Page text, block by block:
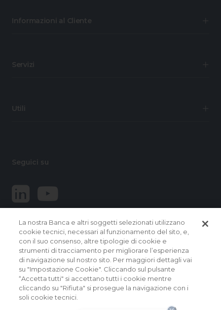
Informazioni al Cliente
Servizi
Utili
Seguici su
© 2026 Banca Popolare del Lazio.
Tutti i diritti riservati
Banca Popolare del Lazio Soc. Coop. per Azioni | Sede
Sociale e Direzione Generale: Via Martiri delle Fosse
Ardeatine, 9 – 00049 VELLETRI (RM) – Capogruppo del
La nostra Banca e altri soggetti selezionati utilizzano
cookie tecnici, necessari al funzionamento del sito, e,
con il suo consenso, altre tipologie di cookie e
strumenti di tracciamento per migliorare l’esperienza
di navigazione sul nostro sito. Per maggiori dettagli vai
su "Impostazione Cookie". Cliccando sul pulsante
“Accetta tutti" si accettano tutti i cookie mentre
cliccando su "Rifiuta" si prosegue la navigazione con i
soli cookie tecnici.